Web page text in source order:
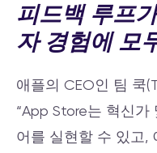
피드백 루프
자 경험에 모
애플의 CEO인 팀 쿡
“App Store는 혁신가
어를 실현할 수 있고,